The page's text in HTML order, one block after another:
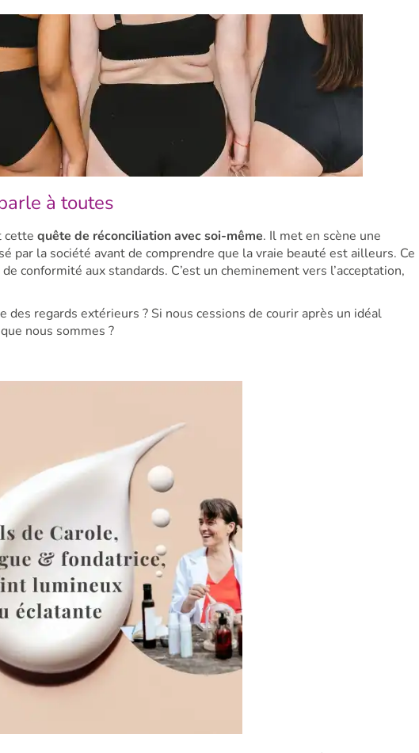
à toutes
cettequête de réconciliation avec soi-même. Il met en scène une
par la société avant de comprendre que la vraie beauté est ailleurs. Ce
conformité aux standards. C’est un cheminement vers l’acceptation,
regards extérieurs ? Si nous cessions de courir après un idéal
nous sommes ?